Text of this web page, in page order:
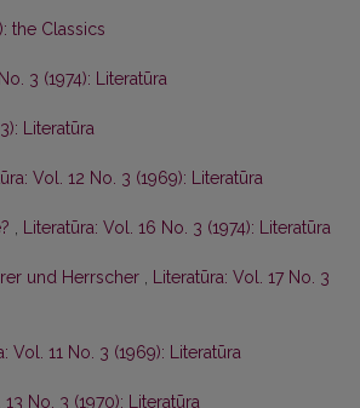
the Classics
3 (1974): Literatūra
Literatūra
Vol. 12 No. 3 (1969): Literatūra
, Literatūra: Vol. 16 No. 3 (1974): Literatūra
und Herrscher , Literatūra: Vol. 17 No. 3
Vol. 11 No. 3 (1969): Literatūra
13 No. 3 (1970): Literatūra